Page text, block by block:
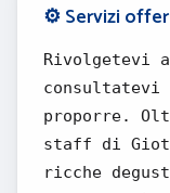
⚙️ Servizi
Rivolgetevi a
consultatevi
proporre.
staff di
ricche